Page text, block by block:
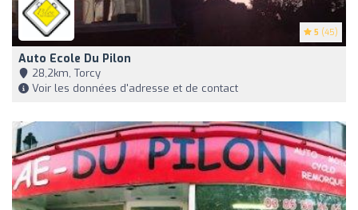
5 (45)
Auto Ecole Du Pilon
28,2km, Torcy
Voir les données d'adresse et de contact